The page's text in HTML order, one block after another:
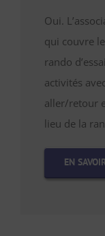
Oui.
qui couvre
rando
activités
aller/retour
lieu de la
EN